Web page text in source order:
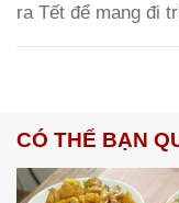
ra Tết để mang đi
CÓ THỂ BẠN